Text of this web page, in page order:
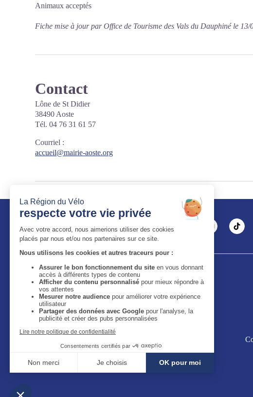
Animaux acceptés
Fiche mise à jour par Office de Tourisme des Vals du Dauphiné le 13/
Contact
Lône de St Didier
38490 Aoste
Tél. 04 76 31 61 57
Courriel :
accueil@mairie-aoste.org
Auvergne-Rhône-Alpes Tourisme
11 bis quai Perrache - 69002 Lyon
59 boulevard Léon Jouhaux - 63050 Clermont-Ferrand
Cedex 2